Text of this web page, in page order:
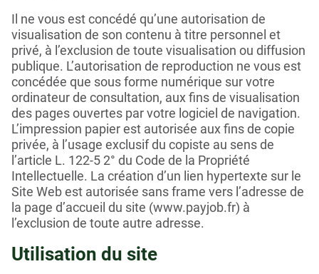
Il ne vous est concédé qu’une autorisation de
visualisation de son contenu à titre personnel et
privé, à l’exclusion de toute visualisation ou diffusion
publique. L’autorisation de reproduction ne vous est
concédée que sous forme numérique sur votre
ordinateur de consultation, aux fins de visualisation
des pages ouvertes par votre logiciel de navigation.
L’impression papier est autorisée aux fins de copie
privée, à l’usage exclusif du copiste au sens de
l’article L. 122-5 2° du Code de la Propriété
Intellectuelle. La création d’un lien hypertexte sur le
Site Web est autorisée sans frame vers l’adresse de
la page d’accueil du site (www.payjob.fr) à
l’exclusion de toute autre adresse.
Utilisation du site